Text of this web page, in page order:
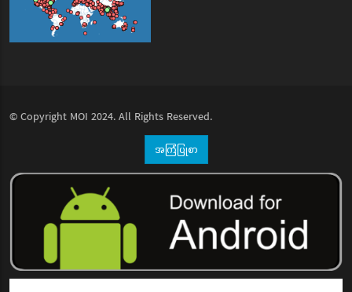
© Copyright MOI 2024. All Rights Reserved.
အကြံပြုစာ